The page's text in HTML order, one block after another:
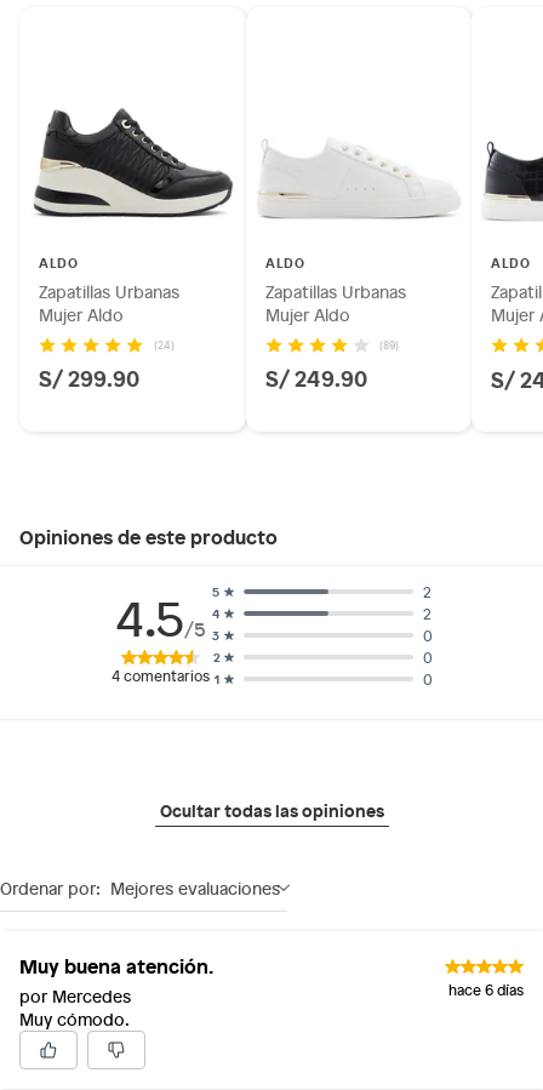
ALDO
Zapatillas Urbanas
Mujer Aldo
(24)
S/ 299.90
ALDO
Zapatillas Urbanas
Mujer Aldo
(89)
S/ 249.90
ALDO
Mujer
S/
Opiniones de este producto
4.5/5
4 comentarios 1 0
2 0
3 0
4 2
5 2
Ocultar todas las opiniones
Ordenar por: Mejores evaluaciones
Muy buena atención.
por Mercedes hace 6 días
Muy cómodo.